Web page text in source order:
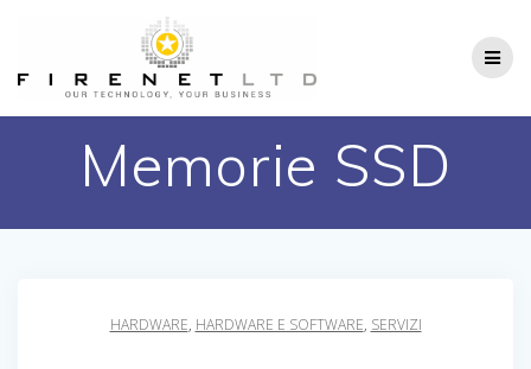
Memorie SSD
HARDWARE, HARDWARE E SOFTWARE, SERVIZI